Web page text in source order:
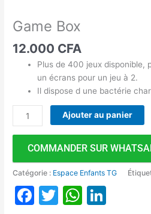
Game Box
12.000 CFA
Plus de 400 jeux disponible,
un écrans pour un jeu à 2.
Il dispose d une bactérie
Ajouter au panier
COMMANDER SUR
Catégorie : Espace Enfants TG
Facebook
Twitter